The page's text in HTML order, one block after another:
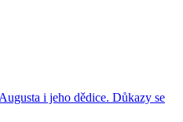
i jeho dědice. Důkazy se